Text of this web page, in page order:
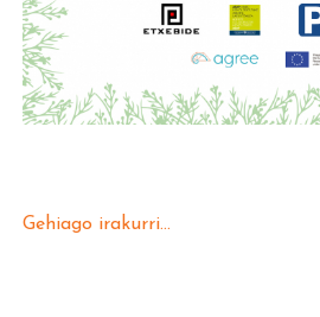
Gehiago irakurri...